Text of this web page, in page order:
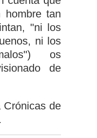
hombre tan
"ni los
ni los
os
de
Crónicas de